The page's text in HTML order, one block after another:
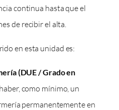
continua hasta que el
de recibir el alta.
en esta unidad es:
(DUE / Grado en
como mínimo, un
permanentemente en